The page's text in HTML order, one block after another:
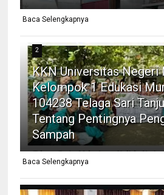
Baca Selengkapnya
2
KKN Universitas Negeri
Kelompok 1 Edukasi
104238 Telaga Sari
Tentang Pentingnya
Sampah
Baca Selengkapnya